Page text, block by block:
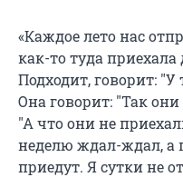
«Каждое лето нас
как-то туда
Подходит, говорит: "У
Она говорит: "Так
"А что они не
неделю ждал-ждал, а
приедут. Я сутки не